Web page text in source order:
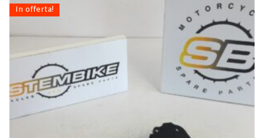
In offerta!